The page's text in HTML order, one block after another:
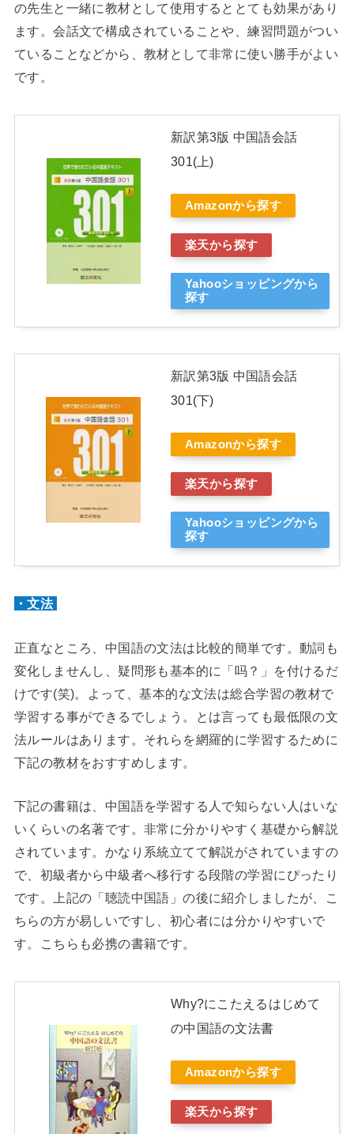
の先生と一緒に教材として使用するととても効果があり
ます。会話文で構成されていることや、練習問題がつい
ていることなどから、教材として非常に使い勝手がよい
です。
新訳第3版 中国語会話
301(上)
Amazonから探す
楽天から探す
Yahooショッピングから
探す
新訳第3版 中国語会話
301(下)
Amazonから探す
楽天から探す
Yahooショッピングから
探す
・文法
正直なところ、中国語の文法は比較的簡単です。動詞も
変化しませんし、疑問形も基本的に「吗？」を付けるだ
けです(笑)。よって、基本的な文法は総合学習の教材で
学習する事ができるでしょう。とは言っても最低限の文
法ルールはあります。それらを網羅的に学習するために
下記の教材をおすすめします。
下記の書籍は、中国語を学習する人で知らない人はいな
いくらいの名著です。非常に分かりやすく基礎から解説
されています。かなり系統立てて解説がされていますの
で、初級者から中級者へ移行する段階の学習にぴったり
です。上記の「聴読中国語」の後に紹介しましたが、こ
ちらの方が易しいですし、初心者には分かりやすいで
す。こちらも必携の書籍です。
Why?にこたえるはじめて
の中国語の文法書
Amazonから探す
楽天から探す